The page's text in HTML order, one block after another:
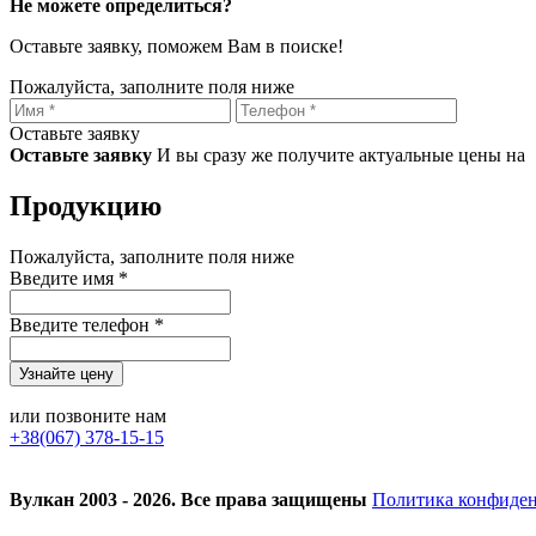
Не можете определиться?
Оставьте заявку, поможем Вам в поиске!
Пожалуйста, заполните поля ниже
Оставьте заявку
Оставьте заявку И вы сразу же получите актуальные цены на
Продукцию
Пожалуйста, заполните поля ниже
Введите имя *
Введите телефон *
или позвоните нам
+38(067) 378-15-15
Вулкан 2003 - 2026. Все права защищены Политика